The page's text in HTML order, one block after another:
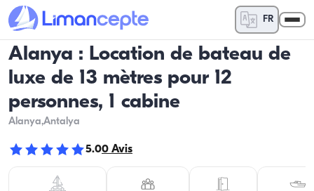
FR
Alanya : Location de bateau de
luxe de 13 mètres pour 12
personnes, 1 cabine
Alanya,Antalya
5.00 Avis